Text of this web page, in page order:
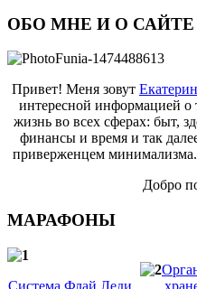
ОБО МНЕ И О САЙТЕ
Привет! Меня зовут
интересной информацией о
жизнь во всех сферах: быт,
финансы и время и так
приверженцем
Добро
МАРАФОНЫ
Система Флай Леди